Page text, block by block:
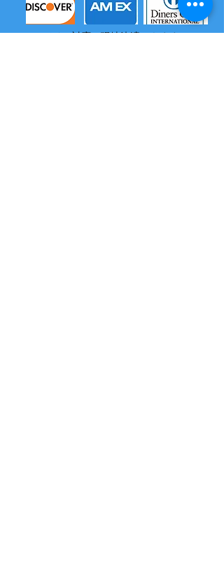
モバイル対応（現地決済できます）